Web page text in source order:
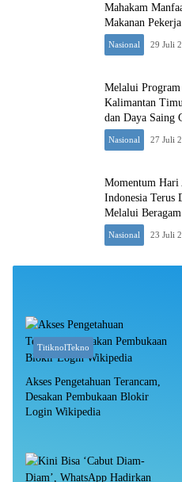
Mahakam
Makanan
Nasional 29 Juli
Melalui
Kalimantan
dan Daya Saing
Nasional 27 Juli
Momentum Hari
Indonesia Terus
Melalui
Kalimantan
Nasional 23 Juli
TitiknolTekno
Akses Pengetahuan Terancam,
Desakan Pembukaan Blokir
Login Wikipedia